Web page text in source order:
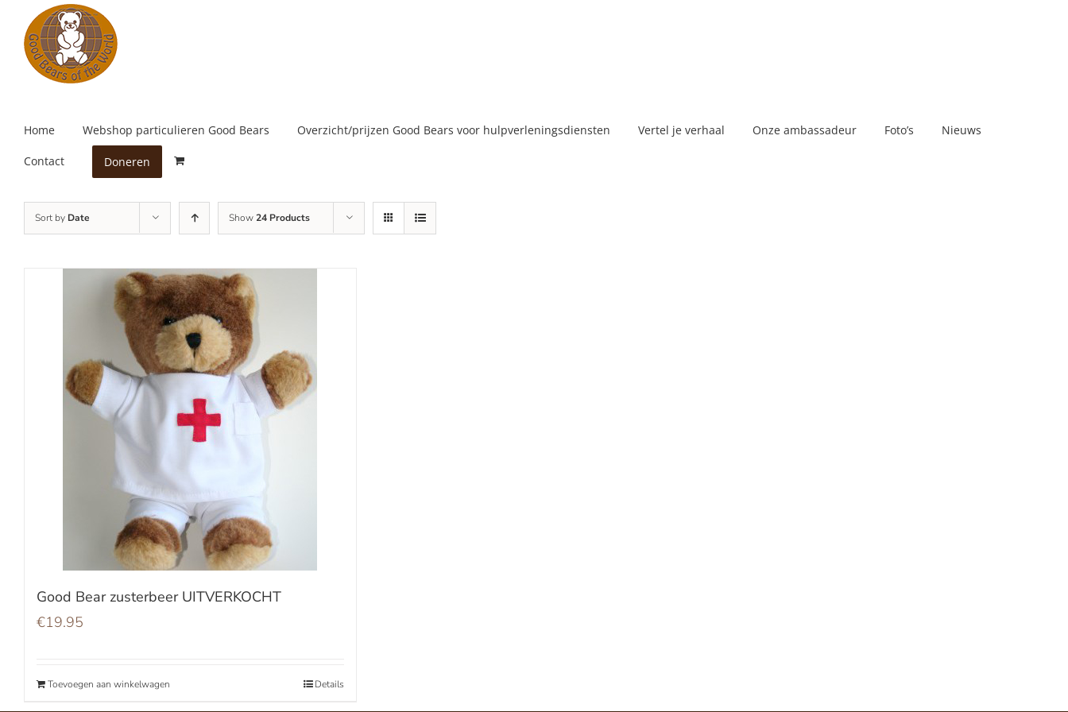
content
Home Webshop particulieren Good Bears Overzicht/prijzen Good Bears voor hulpverleningsdiensten Vertel je verhaal Onze ambassadeur Foto’s Nieuws
Contact Doneren
Sort by Date Show24 Products
Good Bear zusterbeer UITVERKOCHT
€19.95
Toevoegen aan winkelwagen Details